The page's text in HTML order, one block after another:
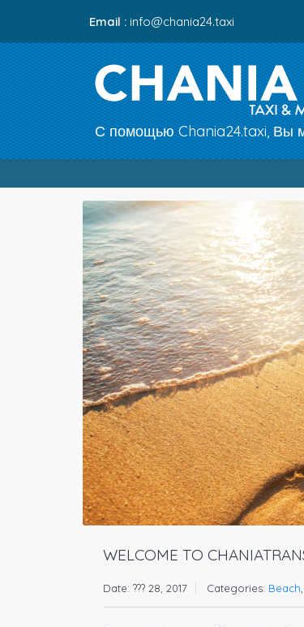
Email : info@chania24.taxi
С помощью Chania24.taxi, Вы
WELCOME TO
Date: ??? 28, 2017 Categories: Beach